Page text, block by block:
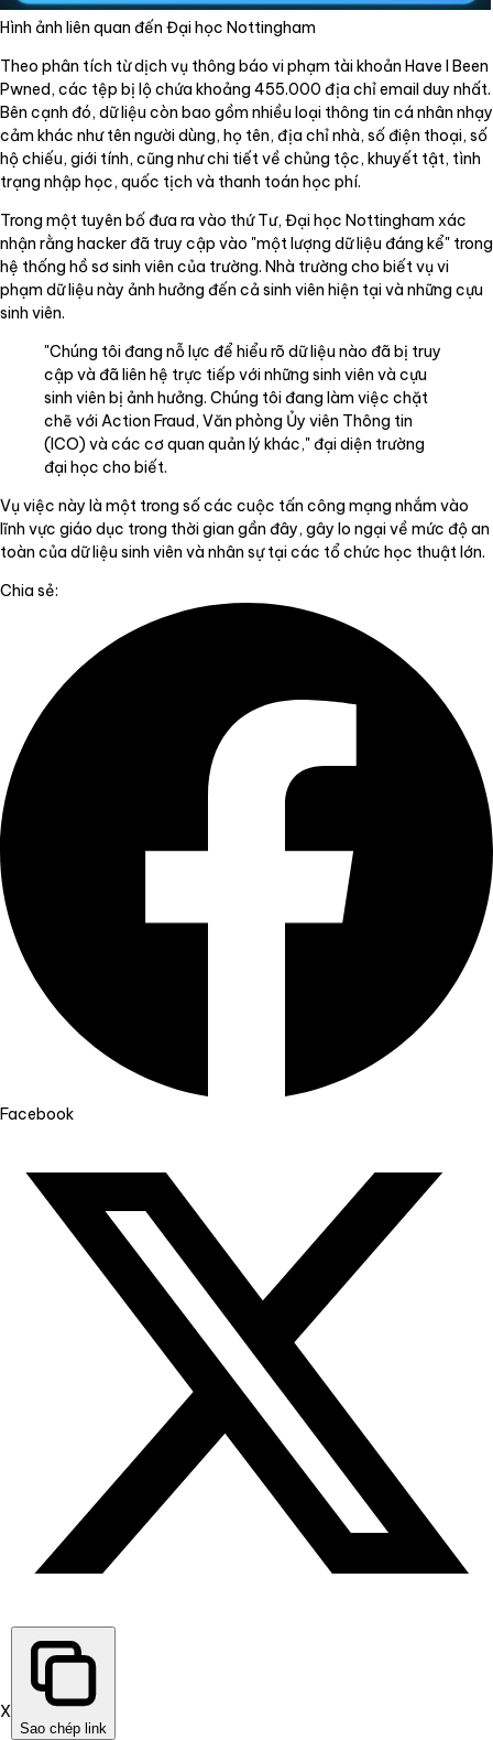
Hình ảnh liên quan đến Đại học Nottingham
Theo phân tích từ dịch vụ thông báo vi phạm tài khoản Have I Been
Pwned, các tệp bị lộ chứa khoảng 455.000 địa chỉ email duy nhất.
Bên cạnh đó, dữ liệu còn bao gồm nhiều loại thông tin cá nhân nhạy
cảm khác như tên người dùng, họ tên, địa chỉ nhà, số điện thoại, số
hộ chiếu, giới tính, cũng như chi tiết về chủng tộc, khuyết tật, tình
trạng nhập học, quốc tịch và thanh toán học phí.
Trong một tuyên bố đưa ra vào thứ Tư, Đại học Nottingham xác
nhận rằng hacker đã truy cập vào "một lượng dữ liệu đáng kể" trong
hệ thống hồ sơ sinh viên của trường. Nhà trường cho biết vụ vi
phạm dữ liệu này ảnh hưởng đến cả sinh viên hiện tại và những cựu
sinh viên.
"Chúng tôi đang nỗ lực để hiểu rõ dữ liệu nào đã bị truy
cập và đã liên hệ trực tiếp với những sinh viên và cựu
sinh viên bị ảnh hưởng. Chúng tôi đang làm việc chặt
chẽ với Action Fraud, Văn phòng Ủy viên Thông tin
(ICO) và các cơ quan quản lý khác," đại diện trường
đại học cho biết.
Vụ việc này là một trong số các cuộc tấn công mạng nhắm vào
lĩnh vực giáo dục trong thời gian gần đây, gây lo ngại về mức độ an
toàn của dữ liệu sinh viên và nhân sự tại các tổ chức học thuật lớn.
Chia sẻ:
Facebook
X
Sao chép link